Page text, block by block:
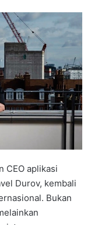
CEO aplikasi
Durov, kembali
Bukan